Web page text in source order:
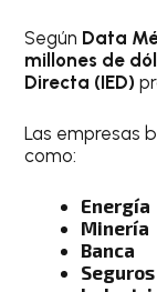
Según Data
millones de
Directa (IED)
Las empresas
como:
Energía
Minería
Banca
Seguros